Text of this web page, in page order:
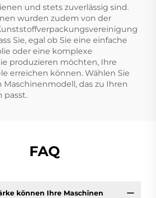
und stets zuverlässig sind.
wurden zudem von der
Sie, egal ob Sie eine einfache
oder eine komplexe
produzieren möchten, Ihre
erreichen können. Wählen Sie
das zu Ihren
passt.
FAQ
können Ihre Maschinen